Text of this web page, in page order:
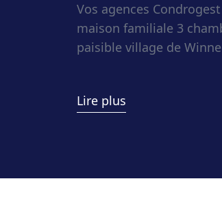
Vos agences
maison familiale 3
paisible village de
Dès l’entrée, vous
lumineuse, où chaque
Lire plus